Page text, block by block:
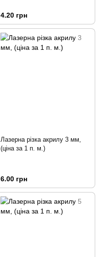
4.20 грн
Лазерна різка акрилу 3 мм,
(ціна за 1 п. м.)
6.00 грн